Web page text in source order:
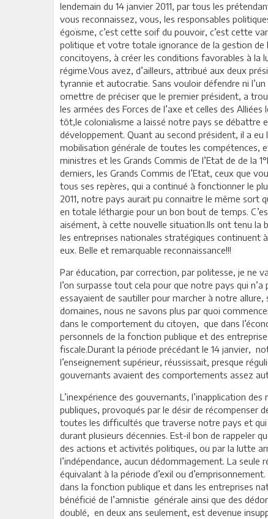
lendemain du 14 janvier 2011, par tous les
vous reconnaissez, vous, les responsables
égoïsme, c’est cette soif du pouvoir, c’est cette
politique et votre totale ignorance de la gestion de
concitoyens, à créer les conditions favorables à la
régime.Vous avez, d’ailleurs, attribué aux deux
tyrannie et autocratie. Sans vouloir défendre ni
omettre de préciser que le premier président, a
les armées des Forces de l’axe et celles des
tôt,le colonialisme a laissé notre pays se débattre
développement. Quant au second président, il a
mobilisation générale de toutes les compétences,
ministres et les Grands Commis de l’Etat de de la
derniers, les Grands Commis de l’Etat, ceux que
tous ses repères, qui a continué à fonctionner le
2011, notre pays aurait pu connaitre le même sort
en totale léthargie pour un bon bout de temps.
aisément, à cette nouvelle situation.Ils ont tenu la
les entreprises nationales stratégiques continuent
eux. Belle et remarquable reconnaissance!!!
Par éducation, par correction, par politesse, je ne
l’on surpasse tout cela pour que notre pays qui
essayaient de sautiller pour marcher à notre
domaines, nous ne savons plus par quoi
dans le comportement du citoyen, que dans
personnels de la fonction publique et des
fiscale.Durant la période précédant le 14 janvier,
l’enseignement supérieur, réussissait, presque
gouvernants avaient des comportements assez
L’inexpérience des gouvernants, l’inapplication
publiques, provoqués par le désir de récompenser
toutes les difficultés que traverse notre pays et
durant plusieurs décennies. Est-il bon de rappeler
des actions et activités politiques, ou par la lutte
l’indépendance, aucun dédommagement. La
équivalant à la période d’exil ou
dans la fonction publique et dans les entreprises
bénéficié de l’amnistie générale ainsi que des
doublé, en deux ans seulement, est devenue